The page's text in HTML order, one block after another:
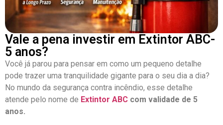
Vale a pena investir em Extintor ABC-
5 anos?
Você já parou para pensar em como um pequeno detalhe
pode trazer uma tranquilidade gigante para o seu dia a dia?
No mundo da segurança contra incêndio, esse detalhe
atende pelo nome de Extintor ABC com validade de 5
anos.